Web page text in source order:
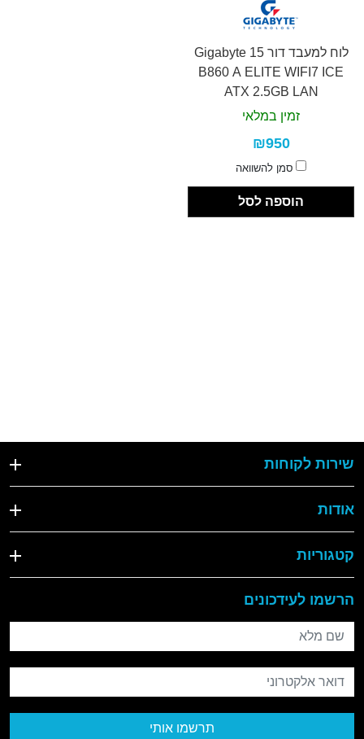
לוח למעבד דור 15 Gigabyte
B860 A ELITE WIFI7 ICE
ATX 2.5GB LAN
זמין במלאי
₪950
סמן להשוואה
הוספה לסל
שירות לקוחות
אודות
קטגוריות
הרשמו לעידכונים
שם מלא
דואר אלקטרוני
תרשמו אותי